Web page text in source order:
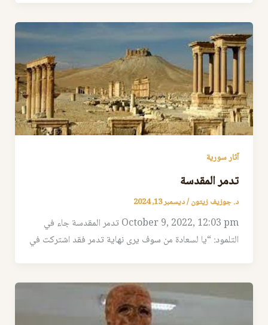
آثار سورية
تدمر المقدسة
د. جوزيف زيتون/ديسمبر 13, 2024
October 9, 2022, 12:03 pm تدمر المقدسة جاء في
التلمود: “يا لسعادة من سوف يرى نهاية تدمر فقد اشتركت في